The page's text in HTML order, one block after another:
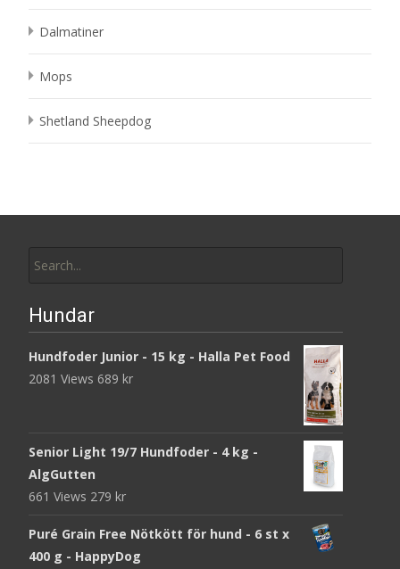
Dalmatiner
Mops
Shetland Sheepdog
for:
Hundar
Hundfoder Junior - 15 kg - Halla Pet Food
2081 Views 689 kr
Senior Light 19/7 Hundfoder - 4 kg -
AlgGutten
661 Views 279 kr
Puré Grain Free Nötkött för hund - 6 st x
400 g - HappyDog